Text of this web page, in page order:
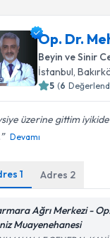
Op. Dr.
Beyin ve Sinir
İstanbul,
5 (6
üzerine gittim
Devamı
1 Adres 2
Ağrı Merkezi -
Muayenehanesi